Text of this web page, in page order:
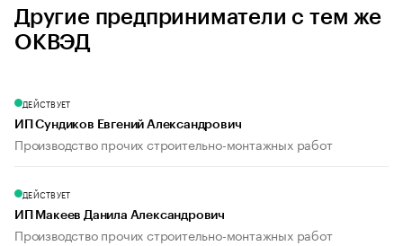
Другие предприниматели с тем же
ОКВЭД
ДЕЙСТВУЕТ
ИП Сундиков Евгений Александрович
Производство прочих строительно-монтажных работ
ДЕЙСТВУЕТ
ИП Макеев Данила Александрович
Производство прочих строительно-монтажных работ